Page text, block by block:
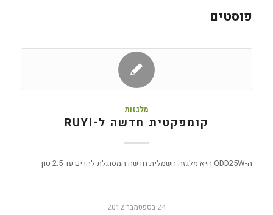
פוסטים
מלגזות
קומפקטית חדשה ל-RUYI
ה-QDD25W היא מלגזה חשמלית חדשה המסוגלת להרים עד 2.5 טון
24 בספטמבר 2012